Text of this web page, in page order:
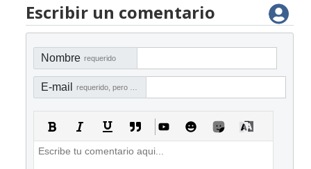
Escribir un comentario
Nombre requerido
E-mail